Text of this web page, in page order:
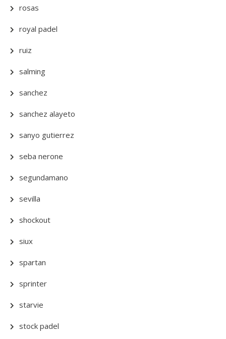
rosas
royal padel
ruiz
salming
sanchez
sanchez alayeto
sanyo gutierrez
seba nerone
segundamano
sevilla
shockout
siux
spartan
sprinter
starvie
stock padel